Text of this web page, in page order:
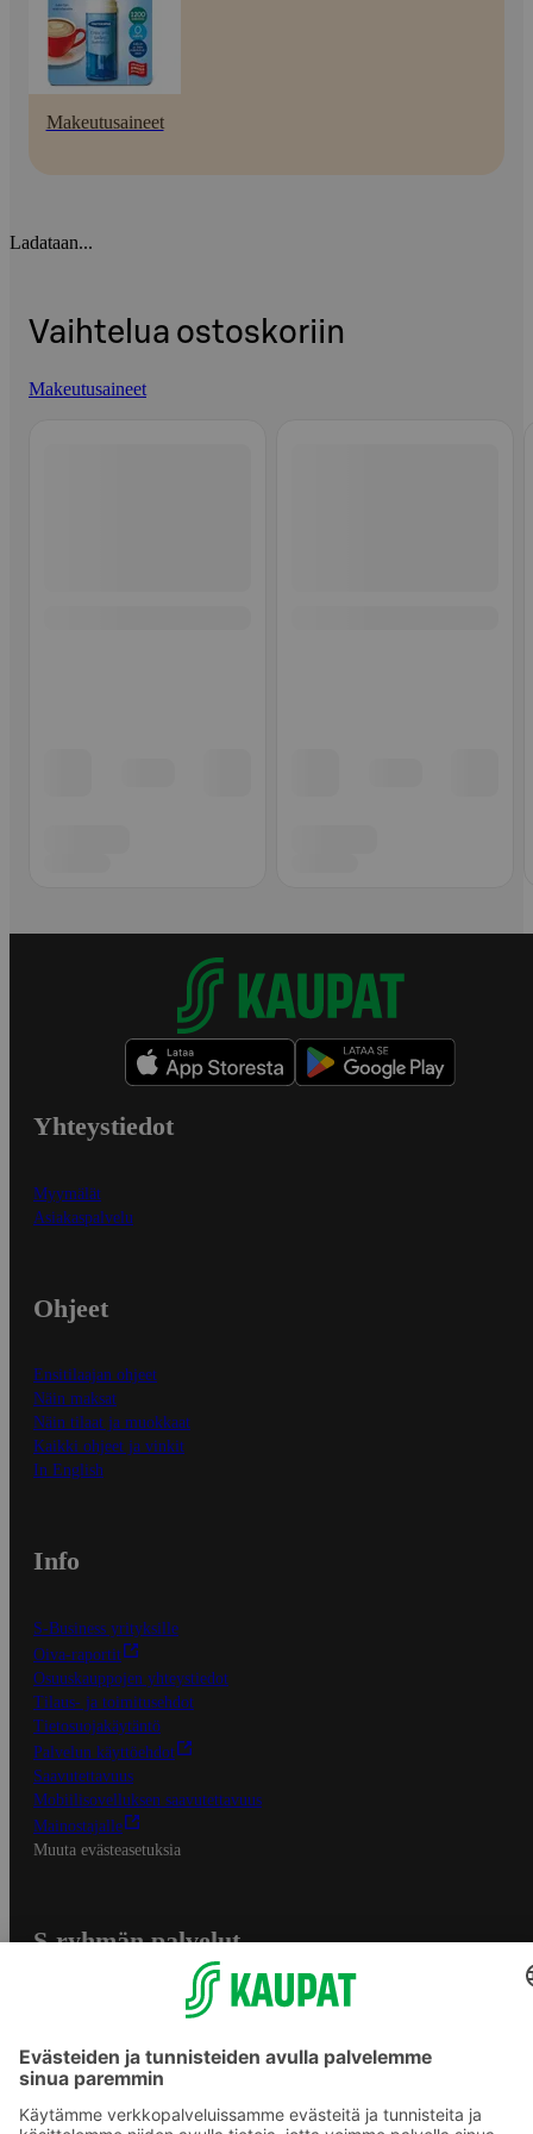
Makeutusaineet
Ladataan...
Vaihtelua ostoskoriin
Makeutusaineet
Yhteystiedot
Myymälät
Asiakaspalvelu
Ohjeet
Ensitilaajan ohjeet
Näin maksat
Näin tilaat ja muokkaat
Kaikki ohjeet ja vinkit
In English
Info
S-Business yrityksille
Oiva-raportit
Osuuskauppojen yhteystiedot
Tilaus- ja toimitusehdot
Tietosuojakäytäntö
Palvelun käyttöehdot
Saavutettavuus
Mobiilisovelluksen saavutettavuus
Mainostajalle
Muuta evästeasetuksia
S-ryhmän palvelut
Yhteishyvä Ruoka -sovellus
S-ostoslista -sovellus
Prisma.fi